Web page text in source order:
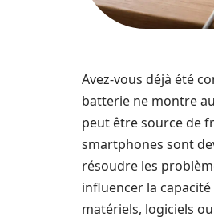
Avez-vous déjà été
batterie ne montre
peut être source de
smartphones sont
résoudre les
influencer la capacité
matériels, logiciels